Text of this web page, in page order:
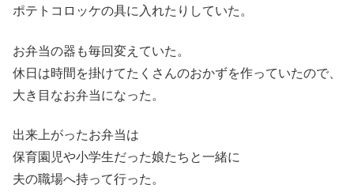
ポテトコロッケの具に入れたりしていた。
お弁当の器も毎回変えていた。
休日は時間を掛けてたくさんのおかずを作っていたので、
大き目なお弁当になった。
出来上がったお弁当は
保育園児や小学生だった娘たちと一緒に
夫の職場へ持って行った。